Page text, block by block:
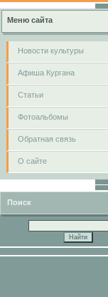
Меню сайта
Новости культуры
Афиша Кургана
Cтатьи
Фотоальбомы
Обратная связь
О сайте
Поиск